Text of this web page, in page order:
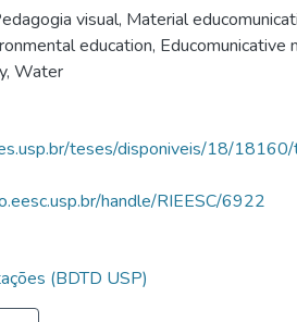
visual, Material
education, Educomunicative
, Water
teses/disponiveis/18/
handle/RIEESC/6922
(BDTD USP)